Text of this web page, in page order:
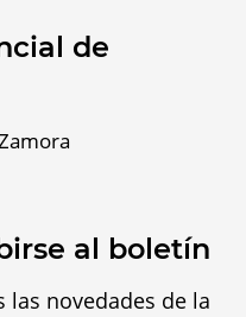
de
al boletín
las novedades de la